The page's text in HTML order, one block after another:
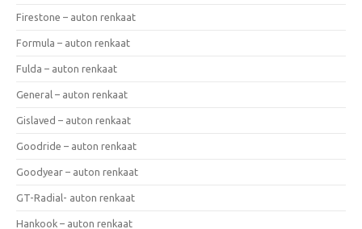
Firestone – auton renkaat
Formula – auton renkaat
Fulda – auton renkaat
General – auton renkaat
Gislaved – auton renkaat
Goodride – auton renkaat
Goodyear – auton renkaat
GT-Radial- auton renkaat
Hankook – auton renkaat